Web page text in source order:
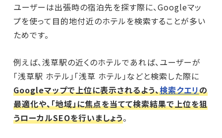
ユーザーは出張時の宿泊先を探す際に、Googleマッ
プを使って目的地付近のホテルを検索することが多い
ためです。
例えば、浅草駅の近くのホテルであれば、ユーザーが
「浅草駅 ホテル」「浅草 ホテル」などと検索した際に
Googleマップで上位に表示されるよう、検索クエリの
最適化や、「地域」に焦点を当てて検索結果で上位を狙
うローカルSEOを行いましょう。